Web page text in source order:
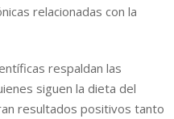
relacionadas con la
respaldan las
siguen la dieta del
resultados positivos tanto